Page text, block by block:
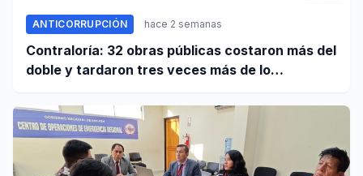
ANTICORRUPCIÓN hace 2 semanas
Contraloría: 32 obras públicas costaron más del
doble y tardaron tres veces más de lo